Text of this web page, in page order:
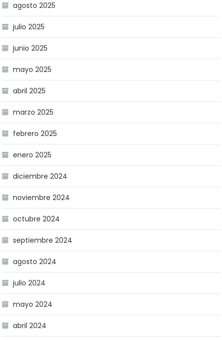
agosto 2025
julio 2025
junio 2025
mayo 2025
abril 2025
marzo 2025
febrero 2025
enero 2025
diciembre 2024
noviembre 2024
octubre 2024
septiembre 2024
agosto 2024
julio 2024
mayo 2024
abril 2024